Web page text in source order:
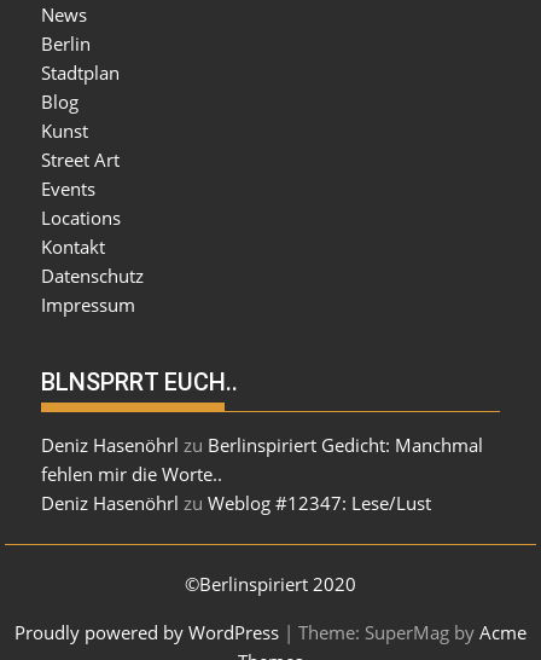
News
Berlin
Stadtplan
Blog
Kunst
Street Art
Events
Locations
Kontakt
Datenschutz
Impressum
BLNSPRRT EUCH..
Deniz Hasenöhrl zu Berlinspiriert Gedicht: Manchmal
fehlen mir die Worte..
Deniz Hasenöhrl zuWeblog #12347: Lese/Lust
©Berlinspiriert 2020
Proudly powered by WordPress | Theme: SuperMag by Acme